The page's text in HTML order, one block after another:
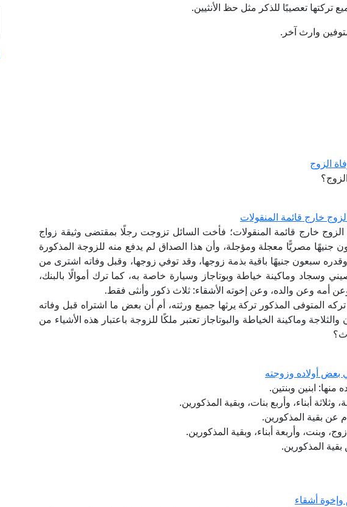
تركتها تعصيبًا للذكر مثل حظ الأنثيين.
وارث آخر.
الزوج
خارج قائمة المنقولات
الزوج خارج قائمة المنقولات؛ فأخت السائل تزوجت رجلًا بمقتضى وثيقة زواج
مصريًّا معجلة ومؤجلة، وأن هذا الصداق لم يدفع منه للزوجة المذكورة
سبعون جنيهًا باقية بذمة زوجها، وقد توفي زوجها، وقبل وفاته اشترى من
وسجاد وماكينة خياطة وبوتاجاز وسيارة خاصة به، كما ترك أموالًا بالبنك،
أمه وعن والده، وعن إخوته الأشقاء: ثلاث ذكور وأنثى فقط.
المتوفى المذكور تركة يرثها جميع ورثته، أم أن بعض ما اشتراه قبل وفاته
وماكينة الخياطة والبوتاجاز تعتبر ملكًا للزوجة باعتبار هذه الأشياء من
بعض أولاده وزوجته
ابنين وبنتين.
وثلاثة أبناء، وأربع بنات، وبقية المذكورين.
وبنت، وأربعة أبناء، وبقية المذكورين.
بقية المذكورين.
أشقاء